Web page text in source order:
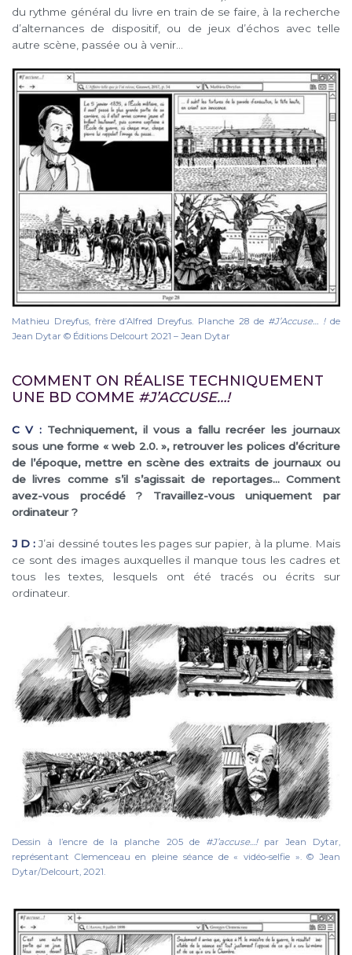
du rythme général du livre en train de se faire, à la recherche
d’alternances de dispositif, ou de jeux d’échos avec telle
autre scène, passée ou à venir…
Mathieu Dreyfus, frère d’Alfred Dreyfus. Planche 28 de #J’Accuse… !de
Jean Dytar © Éditions Delcourt 2021 – Jean Dytar
COMMENT ON RÉALISE TECHNIQUEMENT
UNE BD COMME #J’ACCUSE…!
C V :Techniquement, il vous a fallu recréer les journaux
sous une forme « web 2.0. », retrouver les polices d’écriture
de l’époque, mettre en scène des extraits de journaux ou
de livres comme s’il s’agissait de reportages… Comment
avez-vous procédé ? Travaillez-vous uniquement par
ordinateur ?
J D :J’ai dessiné toutes les pages sur papier, à la plume. Mais
ce sont des images auxquelles il manque tous les cadres et
tous les textes, lesquels ont été tracés ou écrits sur
ordinateur.
Dessin à l’encre de la planche 205 de #J’accuse…!par Jean Dytar,
représentant Clemenceau en pleine séance de « vidéo-selfie ». © Jean
Dytar/Delcourt, 2021.